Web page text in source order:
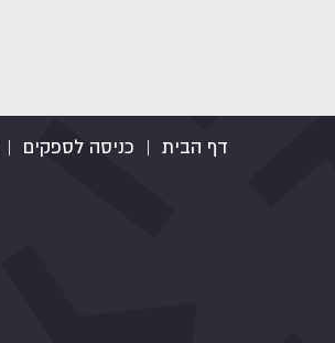
דף הבית | כניסה לספקים |